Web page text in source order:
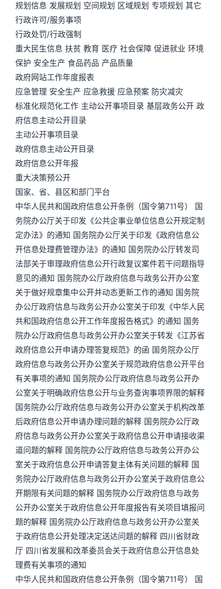
规划信息 发展规划 空间规划 区域规划 专项规划 其它
行政许可/服务事项
行政处罚/行政强制
重大民生信息 扶贫 教育 医疗 社会保障 促进就业 环境
保护 安全生产 食品药品 产品质量
政府网站工作年度报表
应急管理 安全生产 应急救援 应急预案 防灾减灾
标准化规范化工作 主动公开事项目录 基层政务公开 政
府信息主动公开目录
主动公开事项目录
政府信息主动公开目录
政府信息公开年报
重大决策预公开
国家、省、县区和部门平台
中华人民共和国政府信息公开条例（国令第711号） 国
务院办公厅关于印发《公共企事业单位信息公开规定制
定办法》的通知 国务院办公厅关于印发《政府信息公
开信息处理费管理办法》的通知 国务院办公厅转发司
法部关于审理政府信息公开行政复议案件若干问题指导
意见的通知 国务院办公厅政府信息与政务公开办公室
关于做好规章集中公开并动态更新工作的通知 国务院
办公厅政府信息与政务公开办公室关于印发《中华人民
共和国政府信息公开工作年度报告格式》的通知 国务
院办公厅政府信息与政务公开办公室关于转发《江苏省
政府信息公开申请办理答复规范》的函 国务院办公厅
政府信息与政务公开办公室关于规范政府信息公开平台
有关事项的通知 国务院办公厅政府信息与政务公开办
公室关于明确政府信息公开与业务查询事项界限的解释
国务院办公厅政府信息与政务公开办公室关于机构改革
后政府信息公开申请办理问题的解释 国务院办公厅政
府信息与政务公开办公室关于政府信息公开申请接收渠
道问题的解释 国务院办公厅政府信息与政务公开办公
室关于政府信息公开申请答复主体有关问题的解释 国
务院办公厅政府信息与政务公开办公室关于政府信息公
开期限有关问题的解释 国务院办公厅政府信息与政务
公开办公室关于政府信息公开年度报告有关项目填报问
题的解释 国务院办公厅政府信息与政务公开办公室关
于政府信息公开处理决定送达问题的解释 四川省财政
厅 四川省发展和改革委员会关于政府信息公开信息处
理费有关事项的通知
中华人民共和国政府信息公开条例（国令第711号） 国